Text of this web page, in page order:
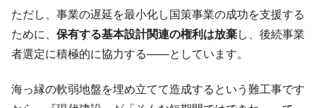
『Money1』
【速報】韓国株式市場の暴落・本日07月29
発動！
『Money1』
IT産業は人を雇用する効果は低い。全産業の
半分未満しか雇用を生まない
ただし、事業の遅延を最小化し国策事業の成功を支援する
ために、 保有する基本設計関連の権利は放棄し、後続事業
者選定に積極的に協力する――としています。
海っ縁の軟弱地盤を埋め立てて造成するという難工事です